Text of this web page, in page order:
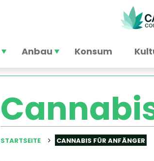
Anbau Konsum
STARTSEITE CANNABIS FÜR ANFÄNGER